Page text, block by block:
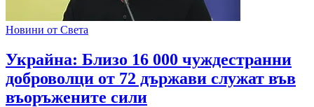
Новини от Света
Украйна: Близо 16 000 чуждестранни
доброволци от 72 държави служат във
въоръжените сили